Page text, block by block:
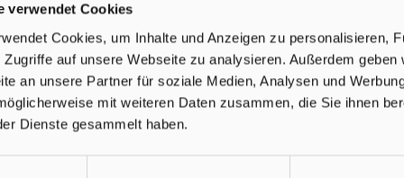
verwendet Cookies
Cookies, um Inhalte und Anzeigen zu personalisieren,
Zugriffe auf unsere Webseite zu analysieren. Außerdem
an unsere Partner für soziale Medien, Analysen und
mit weiteren Daten zusammen, die Sie ihnen
Dienste gesammelt haben.